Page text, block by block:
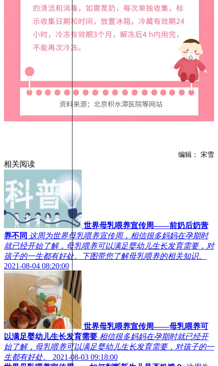
编辑： 宋雪
相关阅读
世界母乳喂养宣传周——前奶后奶营
养不同 这周为世界母乳喂养宣传周，相信很多妈妈在孕期时
就已经开始了解，母乳喂养可以满足婴幼儿生长发育需要，对
孩子的一生都有好处。下图带您了解母乳喂养的相关知识。
2021-08-04 08:20:00
世界母乳喂养宣传周——母乳喂养可
以满足婴幼儿生长发育需要 相信很多妈妈在孕期时就已经开
始了解，母乳喂养可以满足婴幼儿生长发育需要，对孩子的一
生都有好处。
2021-08-03 09:18:00